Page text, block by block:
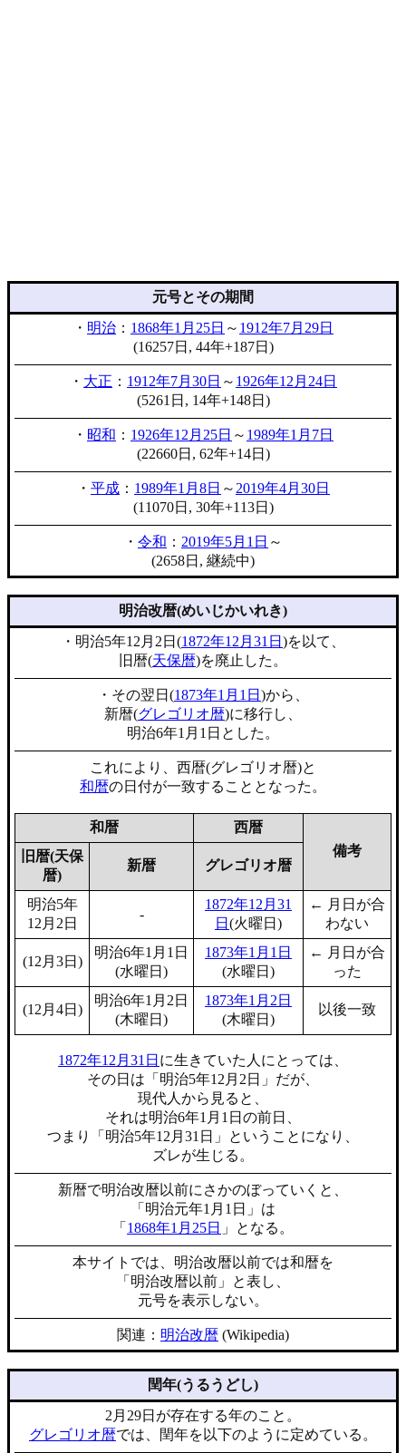
元号とその期間
・ 明治 ： 1868年1月25日 ～ 1912年7月29日
(16257日, 44年+187日)
・ 大正 ： 1912年7月30日 ～ 1926年12月24日
(5261日, 14年+148日)
・ 昭和 ： 1926年12月25日 ～ 1989年1月7日
(22660日, 62年+14日)
・ 平成 ： 1989年1月8日 ～ 2019年4月30日
(11070日, 30年+113日)
・ 令和 ： 2019年5月1日 ～
(2658日, 継続中)
明治改暦(めいじかいれき)
・明治5年12月2日(1872年12月31日 )を以て、
旧暦(天保暦)を廃止した。
・その翌日(1873年1月1日 )から、
新暦(グレゴリオ暦)に移行し、
明治6年1月1日とした。
これにより、西暦(グレゴリオ暦)と
和暦の日付が一致することとなった。
和暦
西暦
備考
旧暦(天保
暦)
新暦 グレゴリオ暦
明治5年
12月2日
-
1872年12月31
日 (火曜日)
← 月日が合
わない
(12月3日)
明治6年1月1日
(水曜日)
1873年1月1日
(水曜日)
← 月日が合
った
(12月4日)
明治6年1月2日
(木曜日)
1873年1月2日
(木曜日)
以後一致
1872年12月31日 に生きていた人にとっては、
その日は「明治5年12月2日」だが、
現代人から見ると、
それは明治6年1月1日の前日、
つまり「明治5年12月31日」ということになり、
ズレが生じる。
新暦で明治改暦以前にさかのぼっていくと、
「明治元年1月1日」は
「 1868年1月25日 」となる。
本サイトでは、明治改暦以前では和暦を
「明治改暦以前」と表し、
元号を表示しない。
関連： 明治改暦 (Wikipedia)
閏年(うるうどし)
2月29日が存在する年のこと。
グレゴリオ暦では、閏年を以下のように定めている。